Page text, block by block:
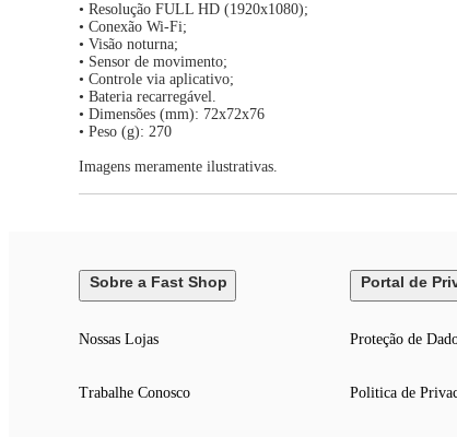
• Resolução FULL HD (1920x1080);
• Conexão Wi-Fi;
• Visão noturna;
• Sensor de movimento;
• Controle via aplicativo;
• Bateria recarregável.
• Dimensões (mm): 72x72x76
• Peso (g): 270
Imagens meramente ilustrativas.
Sobre a Fast Shop
Nossas Lojas
Trabalhe Conosco
Portal de
Proteção de
Politica de